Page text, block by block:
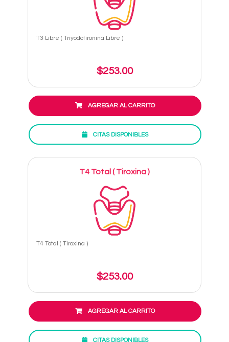
T3 Libre ( Triyodotironina Libre )
$253.00
AGREGAR AL CARRITO
CITAS DISPONIBLES
T4 Total ( Tiroxina )
T4 Total ( Tiroxina )
$253.00
AGREGAR AL CARRITO
CITAS DISPONIBLES